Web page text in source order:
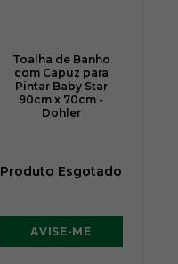
Toalha de Banho
com Capuz para
Pintar Baby Star
90cm x 70cm -
Dohler
Produto Esgotado
AVISE-ME